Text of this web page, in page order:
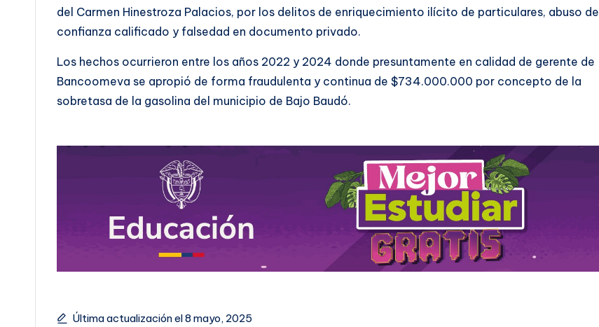
del Carmen Hinestroza Palacios, por los delitos de enriquecimiento ilícito de particulares, abuso de
confianza calificado y falsedad en documento privado.
Los hechos ocurrieron entre los años 2022 y 2024 donde presuntamente en calidad de gerente de
Bancoomeva se apropió de forma fraudulenta y continua de $734.000.000 por concepto de la
sobretasa de la gasolina del municipio de Bajo Baudó.
Última actualización el 8 mayo, 2025